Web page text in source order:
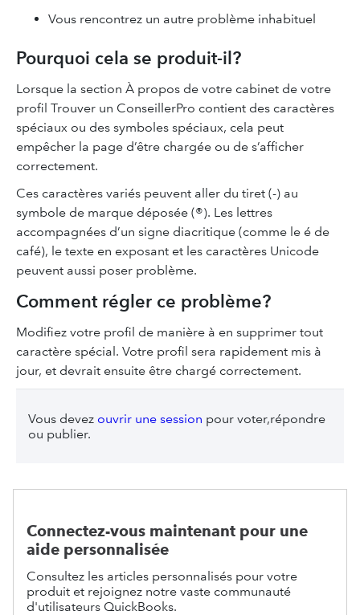
Vous rencontrez un autre problème inhabituel
Pourquoi cela se produit-il?
Lorsque la section À propos de votre cabinet de votre
profil Trouver un ConseillerPro contient des caractères
spéciaux ou des symboles spéciaux, cela peut
empêcher la page d’être chargée ou de s’afficher
correctement.
Ces caractères variés peuvent aller du tiret (-) au
symbole de marque déposée (®). Les lettres
accompagnées d’un signe diacritique (comme le é de
café), le texte en exposant et les caractères Unicode
peuvent aussi poser problème.
Comment régler ce problème?
Modifiez votre profil de manière à en supprimer tout
caractère spécial. Votre profil sera rapidement mis à
jour, et devrait ensuite être chargé correctement.
Vous devez ouvrir une session pour voter,répondre
ou publier.
Connectez-vous maintenant pour une
aide personnalisée
Consultez les articles personnalisés pour votre
produit et rejoignez notre vaste communauté
d'utilisateurs QuickBooks.